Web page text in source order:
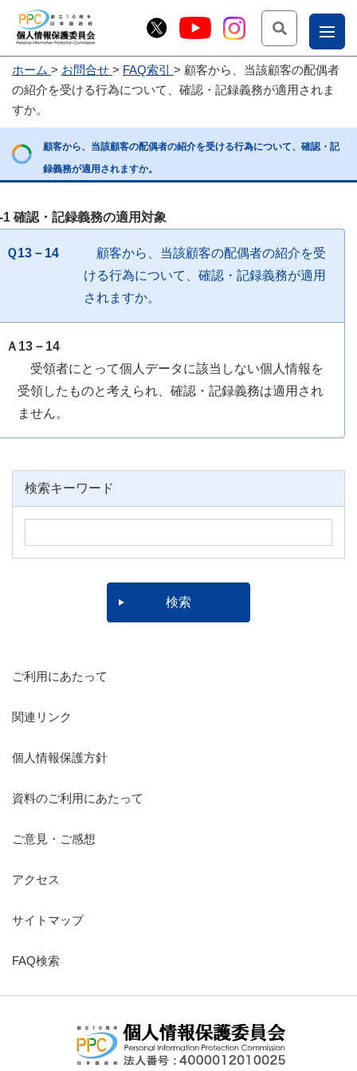
問
合
こー
ー部
ホーム お問合せ FAQ索引
顧客から、当該顧客の配偶者
の紹介を受ける行為について、確認・記録義務が適用されま
すか。
顧客から、当該顧客の配偶者の紹介を受ける行為について、確認・記
録義務が適用されますか。
1 確認・記録義務の適用対象
Ｑ13－14
顧客から、当該顧客の配偶者の紹介を受
ける行為について、確認・記録義務が適用
されますか。
Ａ13－14
受領者にとって個人データに該当しない個人情報を
受領したものと考えられ、確認・記録義務は適用され
ません。
検索キーワード
ご利用にあたって
関連リンク
個人情報保護方針
資料のご利用にあたって
ご意見・ご感想
アクセス
サイトマップ
FAQ検索